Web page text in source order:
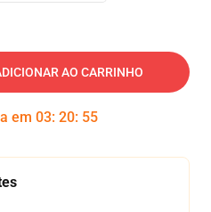
AO CARRINHO
em 03: 20: 55